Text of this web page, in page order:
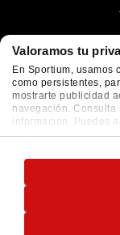
Valoramos tu
En Sportium, usamos
como persistentes,
mostrarte publicidad
navegación. Consulta
información. Puedes
"ACEPTAR" o
© 2026